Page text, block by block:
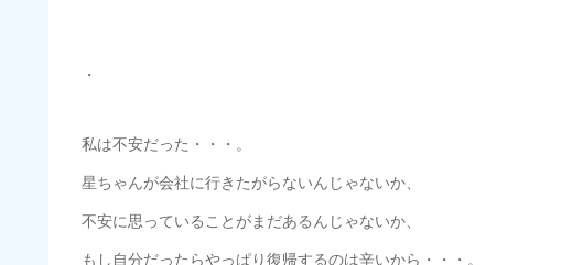
・
私は不安だった・・・。
星ちゃんが会社に行きたがらないんじゃないか、
不安に思っていることがまだあるんじゃないか、
もし自分だったらやっぱり復帰するのは辛いから・・・。